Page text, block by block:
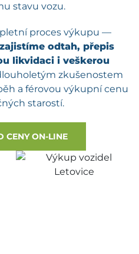
stavu vozu.
proces výkupu —
odtah, přepis
likvidaci i veškerou
zkušenostem
a férovou výkupní cenu
starostí.
CENY ON-LINE